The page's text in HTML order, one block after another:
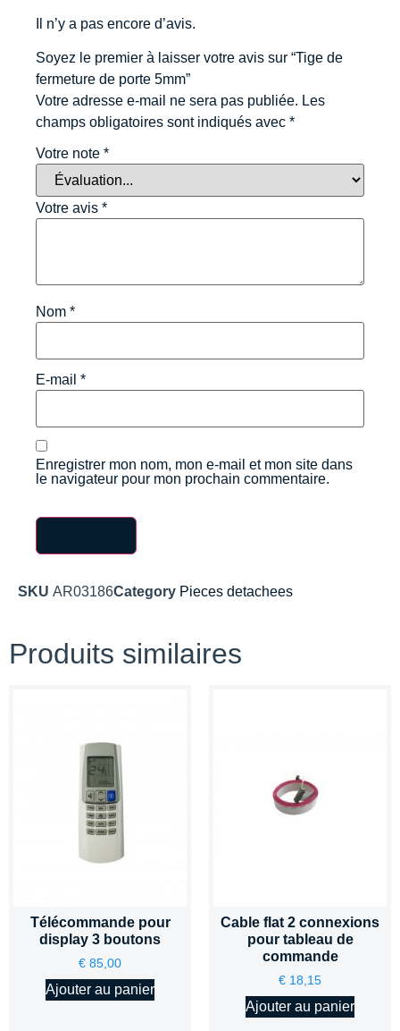
Il n’y a pas encore d’avis.
Soyez le premier à laisser votre avis sur “Tige de
fermeture de porte 5mm”
Votre adresse e-mail ne sera pas publiée. Les
champs obligatoires sont indiqués avec *
Votre note *
Votre avis *
Nom *
E-mail *
Enregistrer mon nom, mon e-mail et mon site dans
le navigateur pour mon prochain commentaire.
SKU AR03186Category Pieces detachees
Produits similaires
Télécommande pour
display 3 boutons
€ 85,00
Ajouter au panier
Cable flat 2 connexions
pour tableau de
commande
€ 18,15
Ajouter au panier